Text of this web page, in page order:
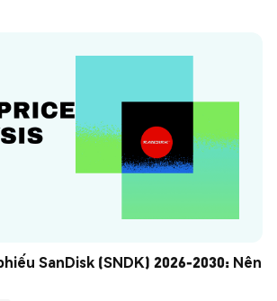
SanDisk (SNDK) 2026-2030: Nên